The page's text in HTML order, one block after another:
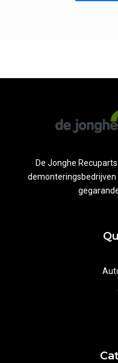
De Jonghe
demonteringsbedrijven